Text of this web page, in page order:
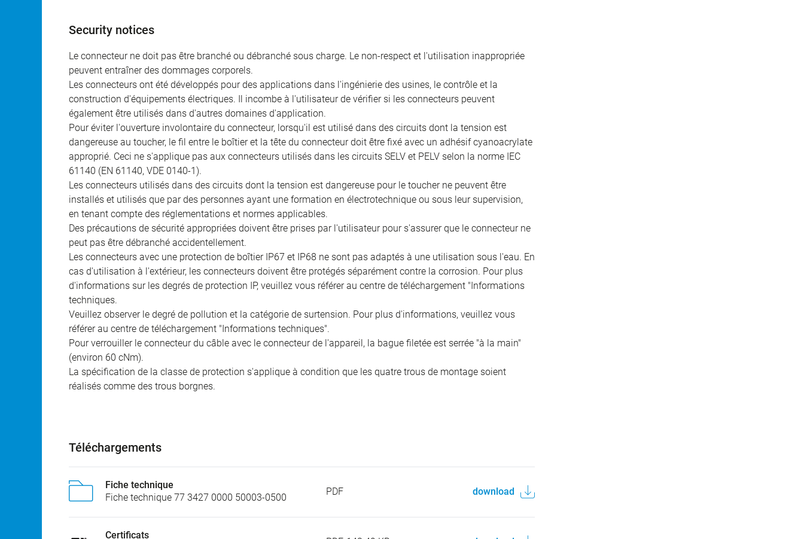
Security notices
Le connecteur ne doit pas être branché ou débranché sous charge. Le non-respect et l'utilisation inappropriée
peuvent entraîner des dommages corporels.
Les connecteurs ont été développés pour des applications dans l'ingénierie des usines, le contrôle et la
construction d'équipements électriques. Il incombe à l'utilisateur de vérifier si les connecteurs peuvent
également être utilisés dans d'autres domaines d'application.
Pour éviter l'ouverture involontaire du connecteur, lorsqu'il est utilisé dans des circuits dont la tension est
dangereuse au toucher, le fil entre le boîtier et la tête du connecteur doit être fixé avec un adhésif cyanoacrylate
approprié. Ceci ne s'applique pas aux connecteurs utilisés dans les circuits SELV et PELV selon la norme IEC
61140 (EN 61140, VDE 0140-1).
Les connecteurs utilisés dans des circuits dont la tension est dangereuse pour le toucher ne peuvent être
installés et utilisés que par des personnes ayant une formation en électrotechnique ou sous leur supervision,
en tenant compte des réglementations et normes applicables.
Des précautions de sécurité appropriées doivent être prises par l'utilisateur pour s'assurer que le connecteur ne
peut pas être débranché accidentellement.
Les connecteurs avec une protection de boîtier IP67 et IP68 ne sont pas adaptés à une utilisation sous l'eau. En
cas d'utilisation à l'extérieur, les connecteurs doivent être protégés séparément contre la corrosion. Pour plus
d'informations sur les degrés de protection IP, veuillez vous référer au centre de téléchargement "Informations
techniques.
Veuillez observer le degré de pollution et la catégorie de surtension. Pour plus d'informations, veuillez vous
référer au centre de téléchargement "Informations techniques".
Pour verrouiller le connecteur du câble avec le connecteur de l'appareil, la bague filetée est serrée "à la main"
(environ 60 cNm).
La spécification de la classe de protection s'applique à condition que les quatre trous de montage soient
réalisés comme des trous borgnes.
Téléchargements
Fiche technique
Fiche technique 77 3427 0000 50003-0500
PDF download
Certificats